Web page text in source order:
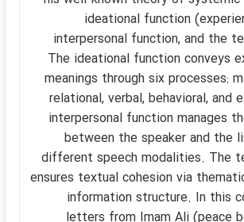
ideational function
interpersonal function, and the
The ideational function conveys
meanings through six processes:
relational, verbal, behavioral, and
interpersonal function manages
between the speaker and the
different speech modalities. The
ensures textual cohesion via
information structure. In this
letters from Imam Ali (peace